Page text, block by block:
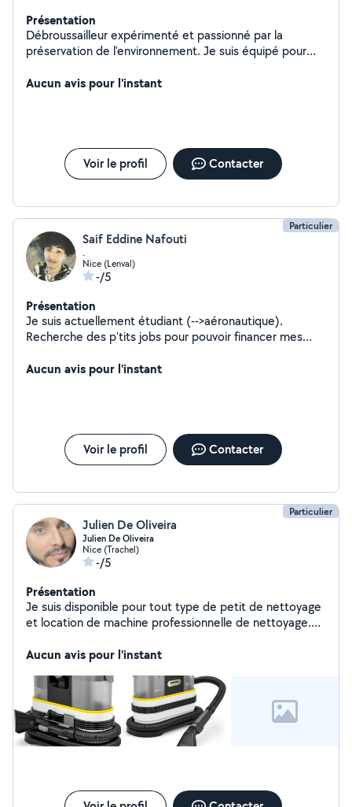
Présentation
Débroussailleur expérimenté et passionné par la
préservation de l'environnement. Je suis équipé pour
sécurité. Respectueux des normes en matière de
Aucun avis pour l'instant
Voir le profil Contacter
Particulier
Saif Eddine Nafouti
.
Nice (Lenval)
-/5
Présentation
Je suis actuellement étudiant (-->aéronautique).
Recherche des p'tits jobs pour pouvoir financer mes
Aucun avis pour l'instant
Voir le profil Contacter
Particulier
Julien De Oliveira
Julien De Oliveira
Nice (Trachel)
-/5
Présentation
Je suis disponible pour tout type de petit de nettoyage
et location de machine professionnelle de nettoyage.
démontage de meuble et déménagement/jardinage/
Aucun avis pour l'instant